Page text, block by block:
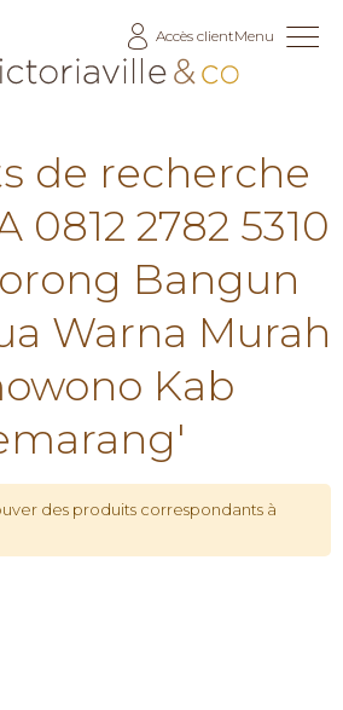
Accès clientMenu
de recherche
0812 2782 5310
Bangun
Warna Murah
Kab
des produits correspondants à